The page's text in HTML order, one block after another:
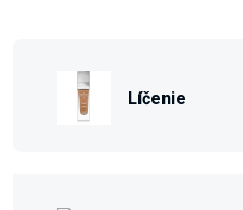
Líčenie